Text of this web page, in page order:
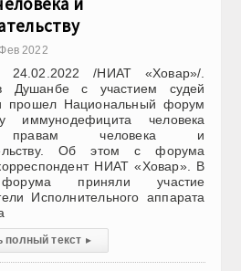
2022
/НИАТ «Ховар»/.
Душанбе с участием судей
прошел Национальный форум
иммунодефицита человека
человека и
Об этом с форума
НИАТ «Ховар». В
приняли участие
Исполнительного аппарата
полный текст ▸